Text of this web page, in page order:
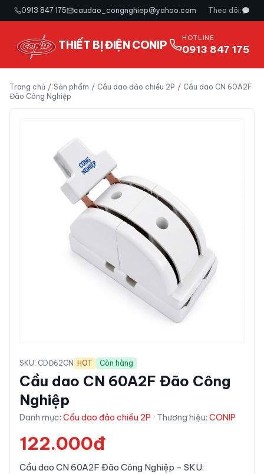
0913 847 175 caudao_congnghiep@yahoo.com Theo dõi:
THIẾT BỊ ĐIỆN CONIP
HOTLINE
0913 847 175
Trang chủ / Sản phẩm / Cầu dao đảo chiều 2P / Cầu dao CN 60A2F
Đão Công Nghiệp
SKU: CDĐ62CN HOT Còn hàng
Cầu dao CN 60A2F Đão Công
Nghiệp
Danh mục: Cầu dao đảo chiều 2P · Thương hiệu: CONIP
122.000đ
Cầu dao CN 60A2F Đão Công Nghiệp - SKU: